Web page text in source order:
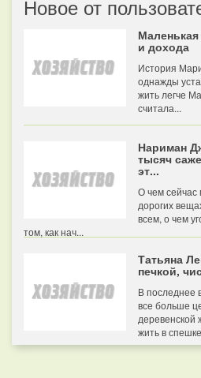
Новое от
и дохода
История
однажды
жить легче
считала...
Нариман
тысяч
эт...
О чем сейчас
дорогих
всем, о чем
том, как нач...
Татьяна
печкой,
В последнее
все больше
деревенской
жить в